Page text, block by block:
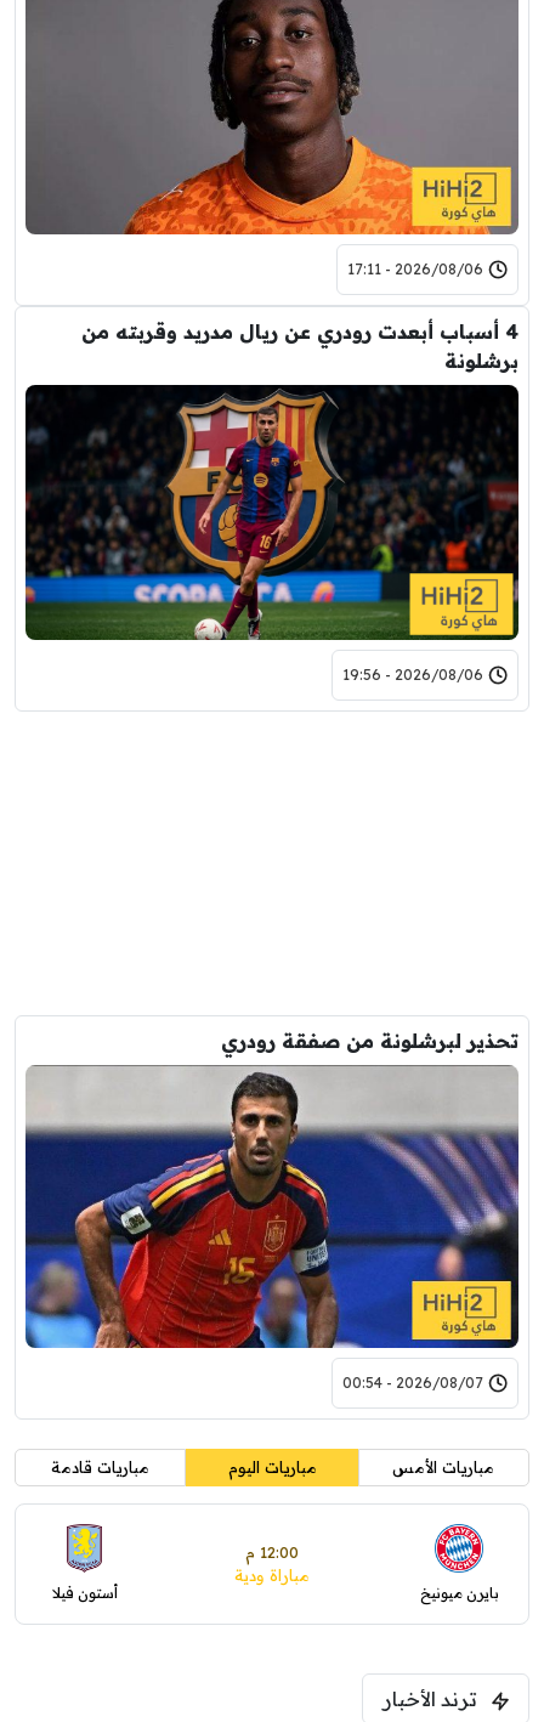
2026/08/06 - 17:11
4 أسباب أبعدت رودري عن ريال مدريد وقربته من
برشلونة
2026/08/06 - 19:56
تحذير لبرشلونة من صفقة رودري
2026/08/07 - 00:54
مباريات الأمس مباريات اليوم مباريات قادمة
بايرن ميونيخ
12:00 م
مباراة ودية
أستون فيلا
ترند الأخبار